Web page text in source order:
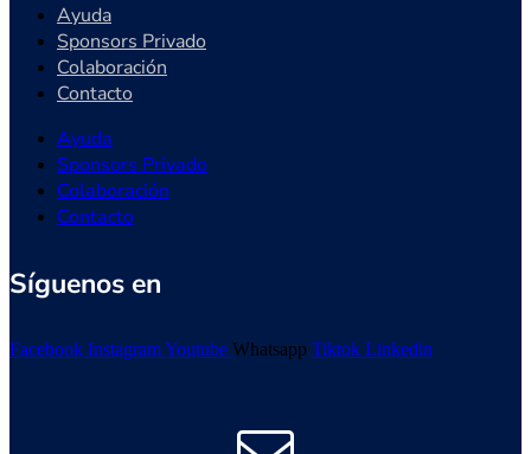
Ayuda
Sponsors Privado
Colaboración
Contacto
Ayuda
Sponsors Privado
Colaboración
Contacto
Síguenos en
Facebook InstagramYoutube Whatsapp Tiktok Linkedin